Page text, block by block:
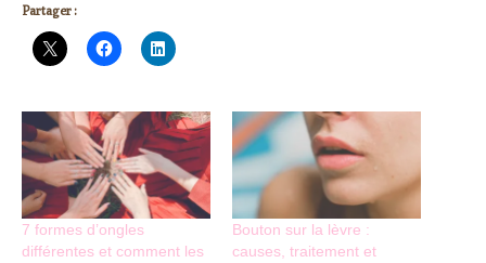
Partager :
7 formes d’ongles
différentes et comment les
Bouton sur la lèvre :
causes, traitement et